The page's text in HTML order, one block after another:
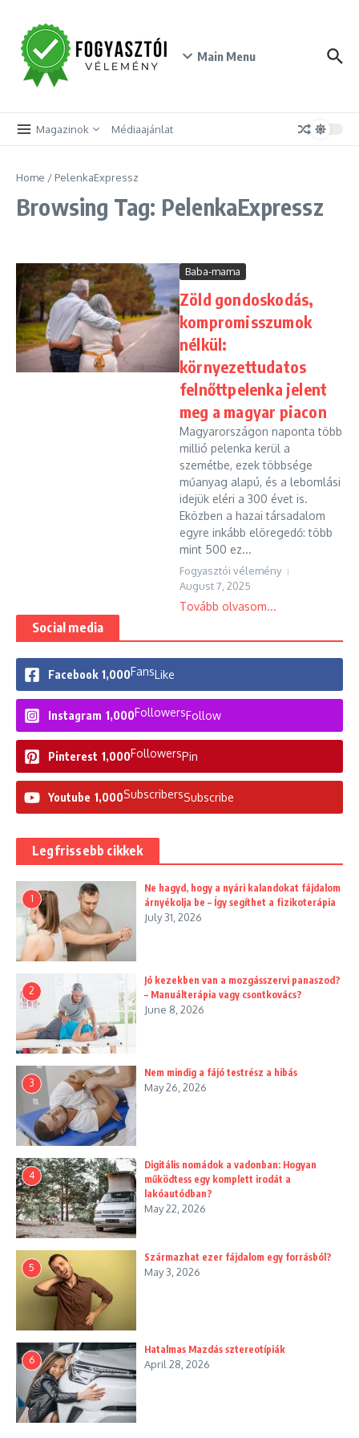
Main Menu
Magazinok Médiaajánlat
Home / PelenkaExpressz
Browsing Tag: PelenkaExpressz
Baba-mama
Zöld gondoskodás,
kompromisszumok
nélkül:
környezettudatos
felnőttpelenka jelent
meg a magyar piacon
Magyarországon naponta több
millió pelenka kerül a
szemétbe, ezek többsége
műanyag alapú, és a lebomlási
idejük eléri a 300 évet is.
Eközben a hazai társadalom
egyre inkább elöregedő: több
mint 500 ez...
Fogyasztói vélemény
August 7, 2025
Tovább olvasom...
Social media
Facebook 1,000FansLike
Instagram 1,000FollowersFollow
Pinterest 1,000FollowersPin
Youtube 1,000SubscribersSubscribe
Legfrissebb cikkek
1
Ne hagyd, hogy a nyári kalandokat fájdalom
árnyékolja be – Így segíthet a fizikoterápia
July 31, 2026
2
Jó kezekben van a mozgásszervi panaszod?
– Manuálterápia vagy csontkovács?
June 8, 2026
3
Nem mindig a fájó testrész a hibás
May 26, 2026
4
Digitális nomádok a vadonban: Hogyan
működtess egy komplett irodát a
lakóautódban?
May 22, 2026
5
Származhat ezer fájdalom egy forrásból?
May 3, 2026
6
Hatalmas Mazdás sztereotípiák
April 28, 2026